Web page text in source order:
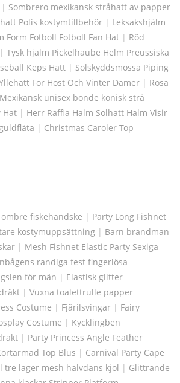
| Sombrero mexikansk stråhatt av papper
Polis kostymtillbehör | Leksakshjälm
Form Fotboll Fotboll Fan Hat | Röd
| Tysk hjälm Pickelhaube Helm Preussiska
Keps Hatt | Solskyddsmössa Piping
För Höst Och Vinter Damer | Rosa
Mexikansk unisex bonde konisk strå
Hat | Herr Raffia Halm Solhatt Halm Visir
| Christmas Caroler Top
fiskehandske | Party Long Fishnet
kostymuppsättning | Barn brandman
| Mesh Fishnet Elastic Party Sexiga
randiga fest fingerlösa
för män | Elastisk glitter
| Vuxna toalettrulle papper
Costume | Fjärilsvingar | Fairy
Costume | Kycklingben
| Party Princess Angle Feather
Top Blus | Carnival Party Cape
tre lager mesh halvdans kjol | Glittrande